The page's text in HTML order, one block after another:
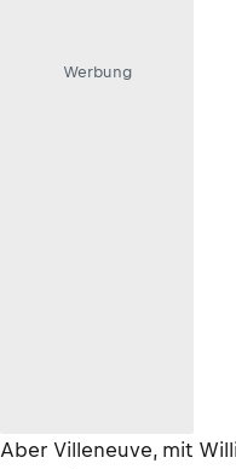
Werbung
Aber Villeneuve, mit